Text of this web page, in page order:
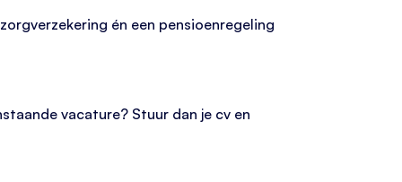
én een pensioenregeling
vacature? Stuur dan je cv en